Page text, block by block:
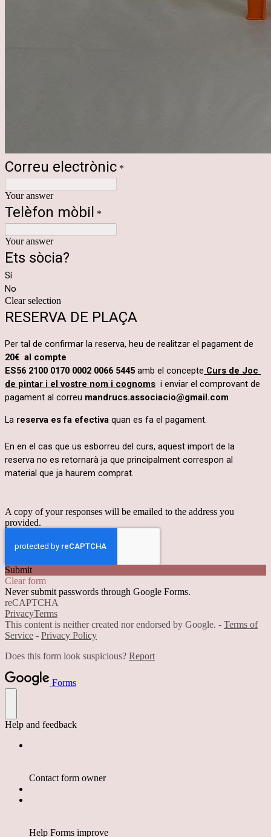
Correu electrònic *
Your answer
Telèfon mòbil *
Your answer
Ets sòcia?
Sí
No
Clear selection
RESERVA DE PLAÇA
ES56 2100 0170 0002 0066 5445 amb el concepte Curs de Joc
de pintar i el vostre nom i cognoms
  i enviar el comprovant de
pagament al correu mandrucs.associacio@gmail.com
La reserva es fa efectiva quan es fa el pagament.
En en el cas que us esborreu del curs, aquest import de la
reserva no es retornarà ja que principalment correspon al
material que ja haurem comprat.
A copy of your responses will be emailed to the address you
provided.
Submit
Clear form
Never submit passwords through Google Forms.
reCAPTCHA
PrivacyTerms
This content is neither created nor endorsed by Google. - Terms of
Service - Privacy Policy
Does this form look suspicious? Report
Forms
Help and feedback
Contact form owner
Help Forms improve